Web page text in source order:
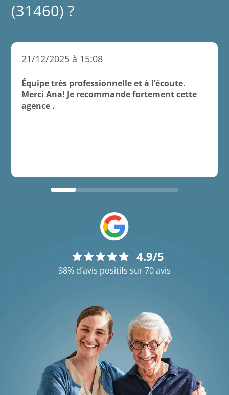
(31460) ?
21/12/2025 à 15:08
Équipe très professionnelle et à l’écoute.
Merci Ana! Je recommande fortement cette
agence .
4.9/5
98% d’avis positifs sur 70 avis